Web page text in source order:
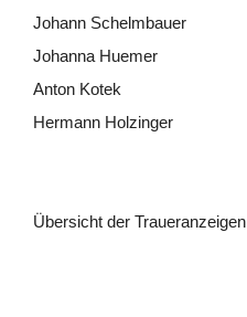
Johann Schelmbauer
Johanna Huemer
Anton Kotek
Hermann Holzinger
Übersicht der Traueranzeigen